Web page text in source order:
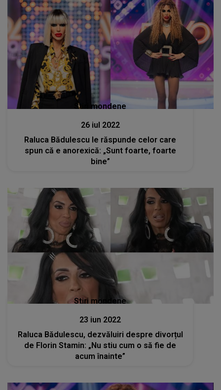
Stiri mondene
26 iul 2022
Raluca Bădulescu le răspunde celor care
spun că e anorexică: „Sunt foarte, foarte
bine”
Stiri mondene
23 iun 2022
Raluca Bădulescu, dezvăluiri despre divorțul
de Florin Stamin: „Nu stiu cum o să fie de
acum înainte”